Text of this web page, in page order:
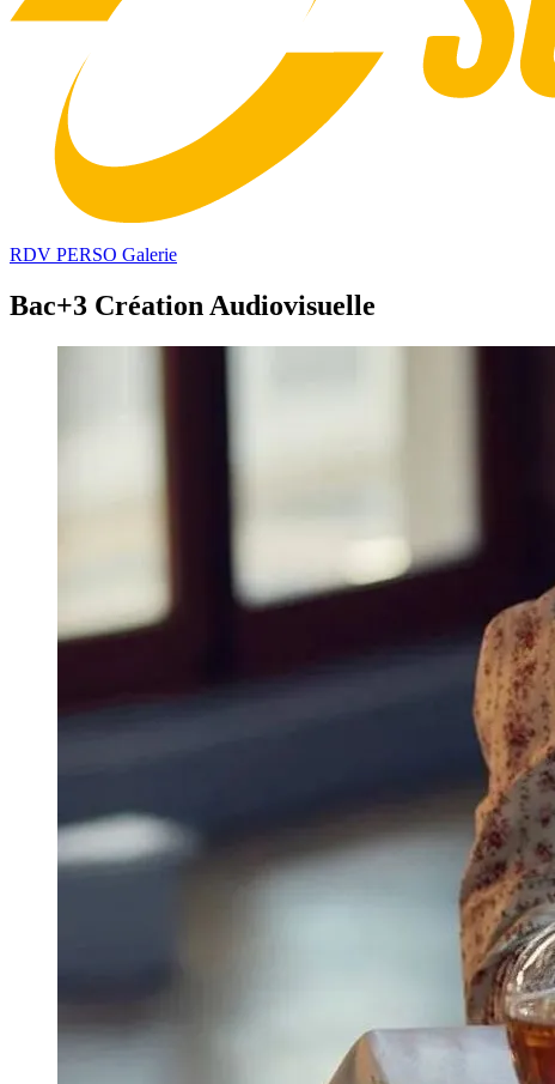
RDV PERSO Galerie
Bac+3 Création Audiovisuelle